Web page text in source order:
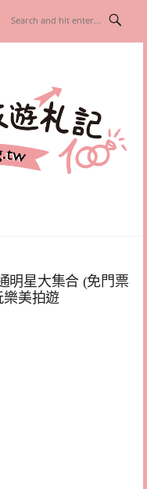
明星大集合 (免門票
樂美拍遊